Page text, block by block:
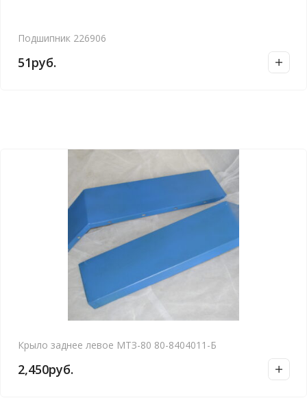
Подшипник 226906
51руб.
Крыло заднее левое МТЗ-80 80-8404011-Б
2,450руб.